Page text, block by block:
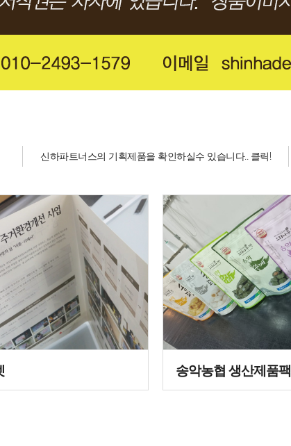
신하파트너스의 기획제품을 확인하실수 있습니다.. 클릭!
송악농협 생산제품팩